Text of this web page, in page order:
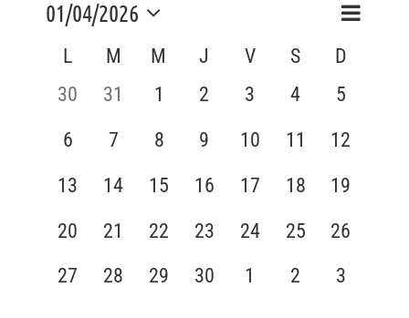
par
Mois
01/04/2026
une
date.
Calendrier
de
Évènements
L M M J V S
D
0
30
0
31
0
1
0
2
0
3
0
4
0
5
0
6
0
7
0
8
0
9
0
10
0
11
0
12
0
13
0
14
0
15
0
16
0
17
0
18
0
19
0
20
0
21
0
22
0
23
0
24
0
25
0
26
0
27
0
28
0
29
0
30
0
1
0
2
0
3